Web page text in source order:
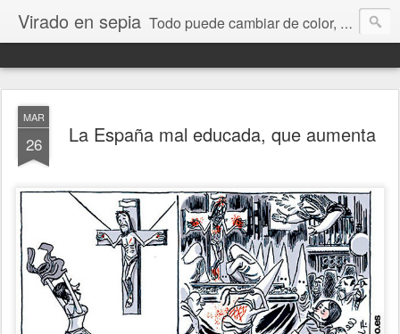
Virado en sepia Todo puede cambiar de color, depende de nosotros y de nuestra capacidad para aprender a mirar. Hablamos de sociedad, economía, empresa, política, RRHH, formación. De Historia reciente, de educación y de temas sociales.
MAR
26 La España mal educada, que aumenta